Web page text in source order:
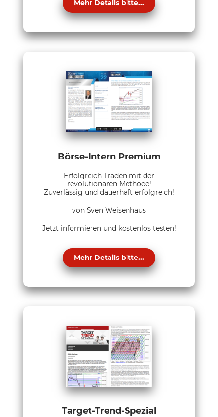
Mehr Details bitte...
Börse-Intern Premium
Erfolgreich Traden mit der
revolutionären Methode!
Zuverlässig und dauerhaft erfolgreich!
von Sven Weisenhaus
Jetzt informieren und kostenlos testen!
Mehr Details bitte...
Target-Trend-Spezial